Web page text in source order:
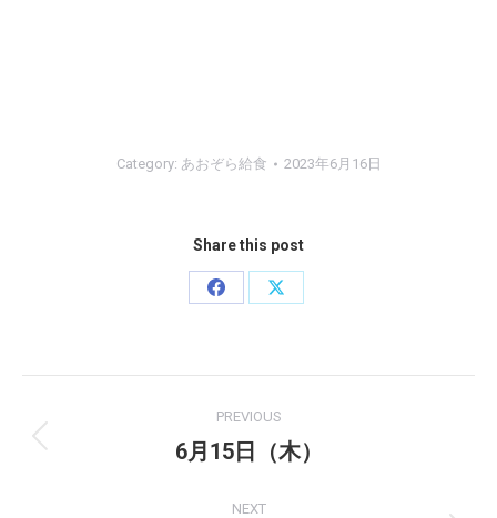
Category: あおぞら給食 2023年6月16日
Share this post
Share
Share
navigation
PREVIOUS
Previous
6月15日（木）
NEXT